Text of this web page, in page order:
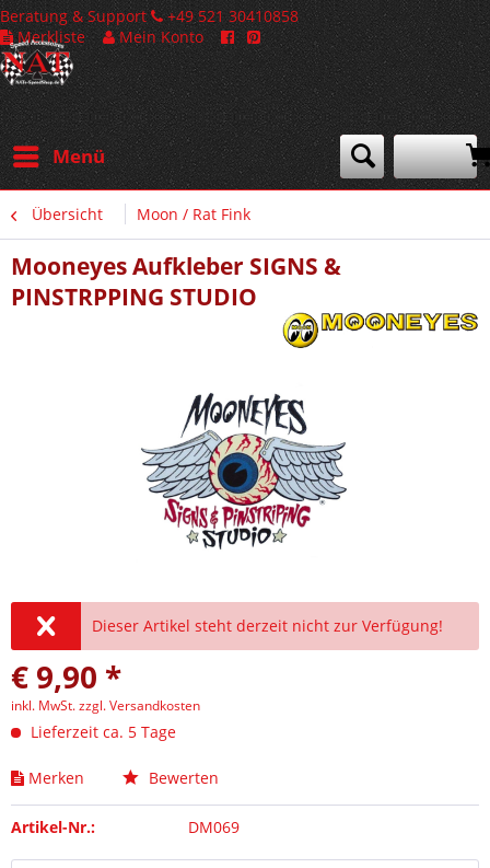
Beratung & Support
+49 521 30410858
Merkliste
Mein Konto
Menü
Übersicht Moon / Rat Fink
Mooneyes Aufkleber SIGNS &
PINSTRPPING STUDIO
Dieser Artikel steht derzeit nicht zur Verfügung!
€ 9,90 *
inkl. MwSt.zzgl. Versandkosten
Lieferzeit ca. 5 Tage
Merken Bewerten
Artikel-Nr.: DM069